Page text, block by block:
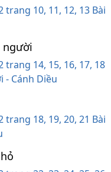
trang 10, 11, 12, 13 Bài
người
trang 14, 15, 16, 17, 18
- Cánh Diều
trang 18, 19, 20, 21 Bài